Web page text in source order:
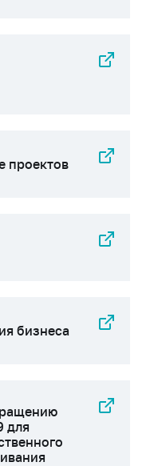
проектов
бизнеса
для